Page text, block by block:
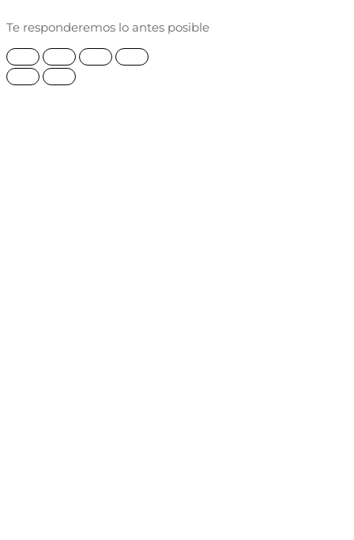
Te responderemos lo antes posible